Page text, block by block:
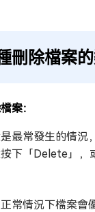
刪除檔案
案：
最常發生的情況
下「Delete」，
常情況下檔案會